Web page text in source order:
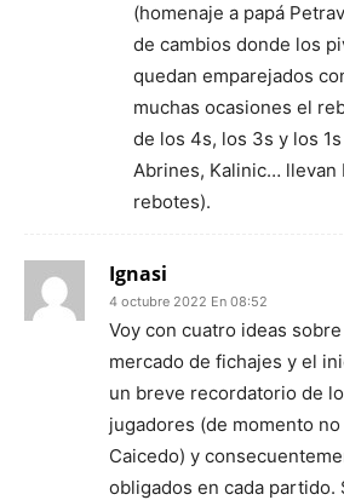
(homenaje a papá
de cambios donde los
quedan emparejados
muchas ocasiones el
de los 4s, los 3s y los
Abrines, Kalinic… llevan
rebotes).
Ignasi
4 octubre 2022 En 08:52
Voy con cuatro ideas
mercado de fichajes y el
un breve recordatorio de
jugadores (de momento
Caicedo) y
obligados en cada partido.